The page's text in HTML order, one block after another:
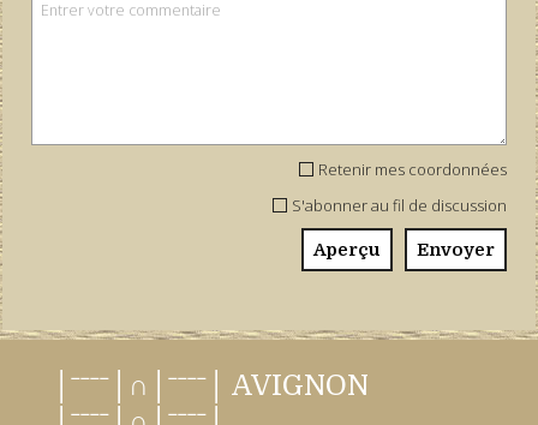
Retenir mes coordonnées
S'abonner au fil de discussion
│ˉˉˉˉ│∩│ˉˉˉˉ│ AVIGNON